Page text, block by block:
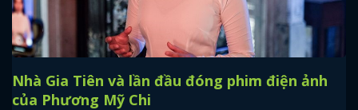
Nhà Gia Tiên và lần đầu đóng phim điện ảnh
của Phương Mỹ Chi